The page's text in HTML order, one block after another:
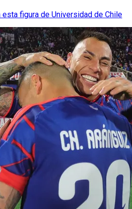
esta figura de Universidad de Chile